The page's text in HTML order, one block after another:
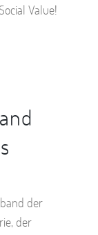
Social Value!
der
der